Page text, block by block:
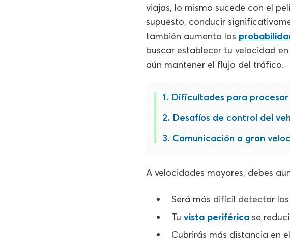
viajas, lo mismo sucede con el
supuesto, conducir
también aumenta las
buscar establecer tu velocidad
aún mantener el flujo del tráfico.
Dificultades para
Desafíos de control del
Comunicación a gran
A velocidades mayores, debes
Será más difícil detectar los
Tu vista periférica se
Cubrirás más distancia en